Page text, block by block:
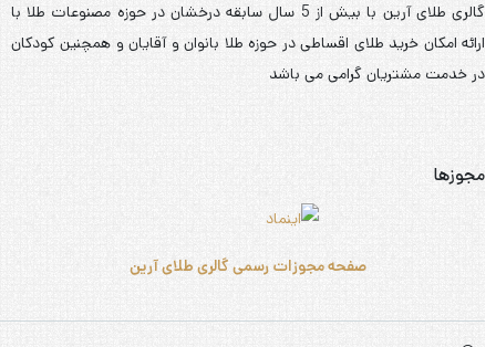
گالری طلای آرین با بیش از 5 سال سابقه درخشان در حوزه مصنوعات طلا با
ارائه امکان خرید طلای اقساطی در حوزه طلا بانوان و آقایان و همچنین کودکان
در خدمت مشتریان گرامی می باشد
مجوزها
صفحه مجوزات رسمی گالری طلای آرین